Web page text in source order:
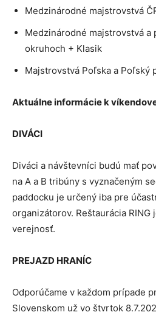
Medzinárodné majstrovstvá
Medzinárodné majstrovstvá a
okruhoch + Klasik
Majstrovstvá Poľska a Poľský
Aktuálne informácie k
DIVÁCI
Diváci a návštevníci budú mať
na A a B tribúny s vyznačeným
paddocku je určený iba pre
organizátorov. Reštaurácia
verejnosť.
PREJAZD HRANÍC
Odporúčame v každom prípade
Slovenskom už vo štvrtok